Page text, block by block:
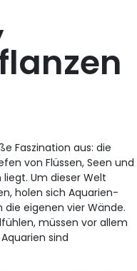
Faszination aus: die
von Flüssen, Seen und
Um dieser Welt
holen sich Aquarien-
eigenen vier Wände.
müssen vor allem
sind